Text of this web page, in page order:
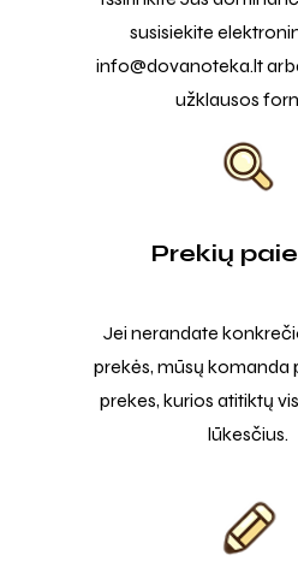
susisiekite
info@dovanoteka.lt
užklausos
Prekių
Jei nerandate
prekės, mūsų komanda
prekes, kurios atitiktų
lūkesčius.